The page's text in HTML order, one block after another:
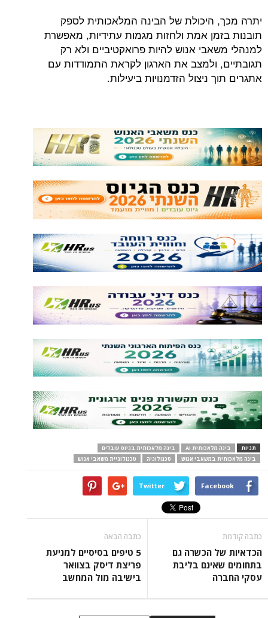
יתרה מכך, היכולת של הבינה המלאכותית לספק
תובנות בזמן אמת ולחזות מגמות עתידיות, מאפשרת
למנהלי משאבי אנוש להיות פרואקטיביים ולא רק
תגובתיים, ולמצב את הארגון לקראת התמודדות עם
אתגרים תוך ניצול הזדמנויות ביעילות.
תגיות בינה מלאכותית AI
בינה מלאכותית בגיוס עובדים
בינה מלאכותית במשאבי אנוש
טכנולוגיה טכנולוגיית משאבי אנוש
Facebook
Twitter
כתבה קודמת
הכדאיות של הכשרה גם
בתחומים שאינם בליבת
עסקי החברה
כתבה הבאה
5 טיפים בסיסיים למניעת
פריצת דיסק בצוואר
בישיבה מול המחשב